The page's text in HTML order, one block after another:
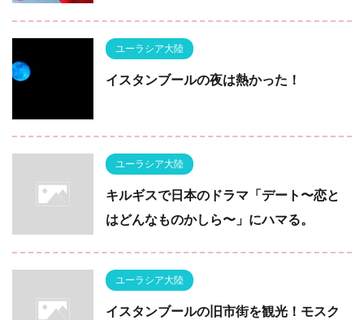
ユーラシア大陸
イスタンブールの夜は熱かった！
ユーラシア大陸
キルギスで日本のドラマ「デート〜恋と
はどんなものかしら〜」にハマる。
ユーラシア大陸
イスタンブールの旧市街を観光！モスク